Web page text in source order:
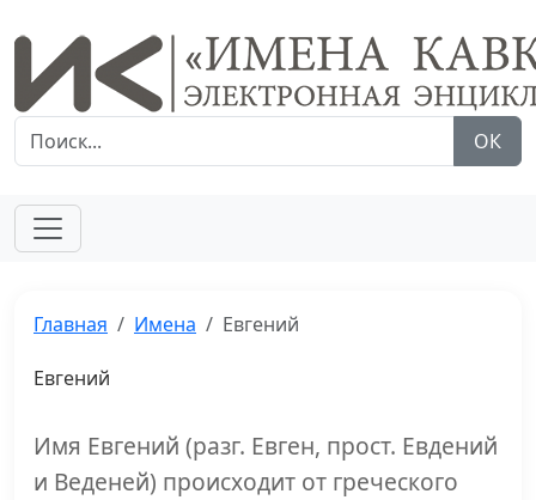
ОК
Главная Имена Евгений
Евгений
Имя Евгений (разг. Евген, прост. Евдений
и Веденей) происходит от греческого